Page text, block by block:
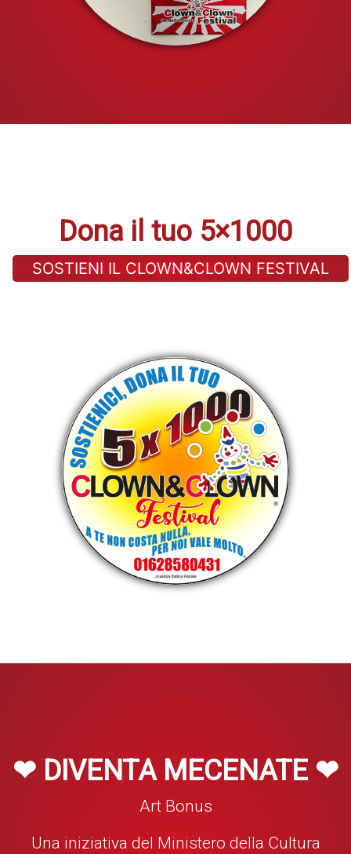
Dona il tuo 5×1000
SOSTIENI IL CLOWN&CLOWN FESTIVAL
❤ DIVENTA MECENATE ❤
Art Bonus
Una iniziativa del Ministero della Cultura